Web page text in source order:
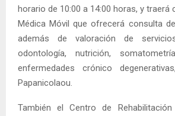
horario de 10:00 a 14:00 horas, y traerá
Médica Móvil que ofrecerá consulta
además de valoración de
odontología, nutrición,
enfermedades crónico
Papanicolaou.
También el Centro de